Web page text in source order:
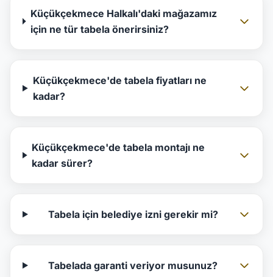
Küçükçekmece Halkalı'daki mağazamız
için ne tür tabela önerirsiniz?
Küçükçekmece'de tabela fiyatları ne
kadar?
Küçükçekmece'de tabela montajı ne
kadar sürer?
Tabela için belediye izni gerekir mi?
Tabelada garanti veriyor musunuz?